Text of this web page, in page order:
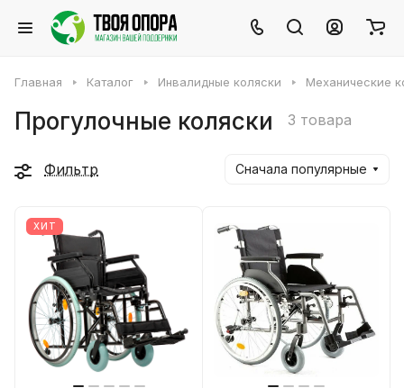
Главная Каталог Инвалидные коляски Механические
Прогулочные коляски 3 товара
Фильтр Сначала популярные
ХИТ